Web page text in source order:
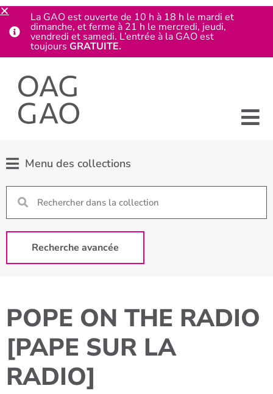
Menu des collections
Recherche avancée
POPE ON THE RADIO
[PAPE SUR LA
RADIO]
La GAO est ouverte de 10 h à 18 h le mardi et
dimanche, et ferme à 21 h le mercredi, jeudi,
vendredi et samedi. L’entrée à la GAO est
toujours GRATUITE.